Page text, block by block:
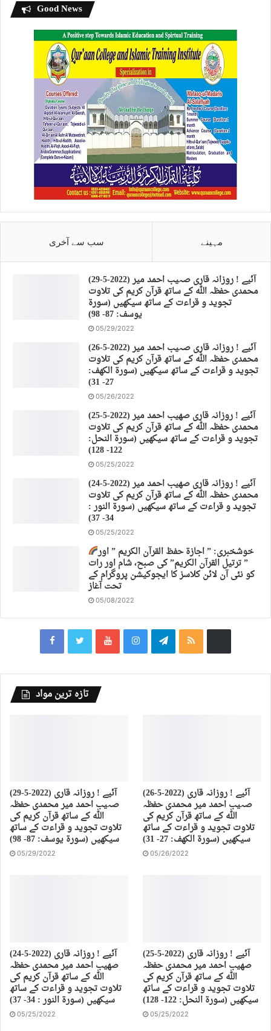
Good News
سب سے آخری مہینے
(29-5-2022) آئیے ! روزانہ قاری صہیب احمد میر
محمدی حفظہ اللہ کے ساتھ قرآن کریم کی تلاوت
تجوید و قراءت کے ساتھ سیکھیں (سورة
يوسف: 87- 98)
05/29/2022
(26-5-2022) آئیے ! روزانہ قاری صہیب احمد میر
محمدی حفظہ اللہ کے ساتھ قرآن کریم کی تلاوت
تجوید و قراءت کے ساتھ سیکھیں (سورة الكهف:
27- 31)
05/26/2022
(25-5-2022) آئیے ! روزانہ قاری صهیب احمد میر
محمدی حفظہ اللہ کے ساتھ قرآن کریم کی تلاوت
تجوید و قراءت کے ساتھ سیکھیں (سورة النحل:
122- 128)
05/25/2022
(24-5-2022) آئیے ! روزانہ قاری صهیب احمد میر
محمدی حفظہ اللہ کے ساتھ قرآن کریم کی تلاوت
تجوید و قراءت کے ساتھ سیکھیں (سورة النور :
34- 37)
05/25/2022
خوشخبری: ” اجازة حفظ القرآن الكريم ” اور
” ترتیل القرآن الكريم” کی صبح، شام اور رات
کو نئی آن لائن کلاسز کا ایجوکیشن پروگرام کے
تحت آغاز
05/08/2022
تازہ ترین مواد
(29-5-2022) آئیے ! روزانہ قاری
صہیب احمد میر محمدی حفظہ
اللہ کے ساتھ قرآن کریم کی
تلاوت تجوید و قراءت کے ساتھ
سیکھیں (سورة يوسف: 87- 98)
05/29/2022
(26-5-2022) آئیے ! روزانہ قاری
صہیب احمد میر محمدی حفظہ
اللہ کے ساتھ قرآن کریم کی
تلاوت تجوید و قراءت کے ساتھ
سیکھیں (سورة الكهف: 27- 31)
05/26/2022
(24-5-2022) آئیے ! روزانہ قاری
صهیب احمد میر محمدی حفظہ
اللہ کے ساتھ قرآن کریم کی
تلاوت تجوید و قراءت کے ساتھ
سیکھیں (سورة النور : 34- 37)
05/25/2022
(25-5-2022) آئیے ! روزانہ قاری
صهیب احمد میر محمدی حفظہ
اللہ کے ساتھ قرآن کریم کی
تلاوت تجوید و قراءت کے ساتھ
سیکھیں (سورة النحل: 122- 128)
05/25/2022